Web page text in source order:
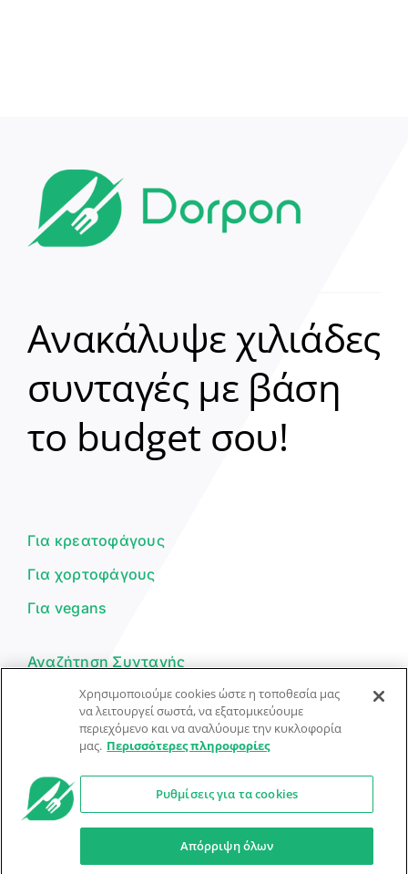
Ανακάλυψε χιλιάδες
συνταγές με βάση
το budget σου!
Για κρεατοφάγους
Για χορτοφάγους
Για vegans
Αναζήτηση Συνταγής
Υποβολή Συνταγής
Φόρμα Επικοινωνίας
© Dorpon • Μηχανή αναζήτησης για …καλοφαγάδες!
Προστασία Προσωπικών Δεδομένων Όροι Xρήσης
Ο βοηθός μπορεί να κάνει λάθη — ελέγξτε τις συνταγές.
Χρησιμοποιούμε cookies ώστε η τοποθεσία μας
να λειτουργεί σωστά, να εξατομικεύουμε
περιεχόμενο και να αναλύουμε την κυκλοφορία
μας. Περισσότερες πληροφορίες
Ρυθμίσεις για τα cookies
Απόρριψη όλων